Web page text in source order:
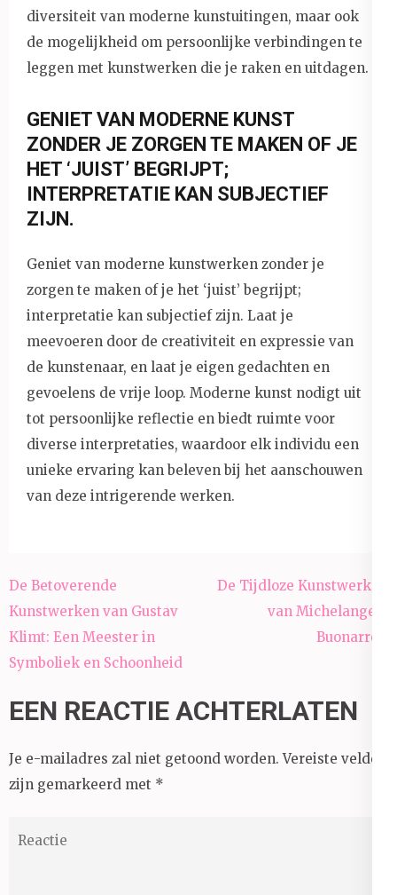
diversiteit van moderne kunstuitingen, maar ook
de mogelijkheid om persoonlijke verbindingen te
leggen met kunstwerken die je raken en uitdagen.
GENIET VAN MODERNE KUNST
ZONDER JE ZORGEN TE MAKEN OF JE
HET ‘JUIST’ BEGRIJPT;
INTERPRETATIE KAN SUBJECTIEF
ZIJN.
Geniet van moderne kunstwerken zonder je
zorgen te maken of je het ‘juist’ begrijpt;
interpretatie kan subjectief zijn. Laat je
meevoeren door de creativiteit en expressie van
de kunstenaar, en laat je eigen gedachten en
gevoelens de vrije loop. Moderne kunst nodigt uit
tot persoonlijke reflectie en biedt ruimte voor
diverse interpretaties, waardoor elk individu een
unieke ervaring kan beleven bij het aanschouwen
van deze intrigerende werken.
Berichtnavigatie
De Betoverende
Kunstwerken van Gustav
Klimt: Een Meester in
Symboliek en Schoonheid
De Tijdloze Kunstwerken
van Michelangelo
Buonarroti
EEN REACTIE ACHTERLATEN
Je e-mailadres zal niet getoond worden. Vereiste velden
zijn gemarkeerd met *